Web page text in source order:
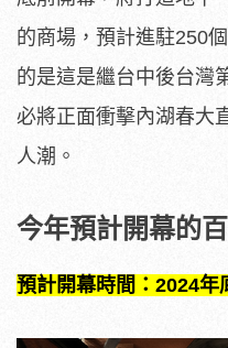
的商場，預計進駐250
的是這是繼台中後台灣
必將正面衝擊內湖春大
人潮。
今年預計開幕的
預計開幕時間：2024年